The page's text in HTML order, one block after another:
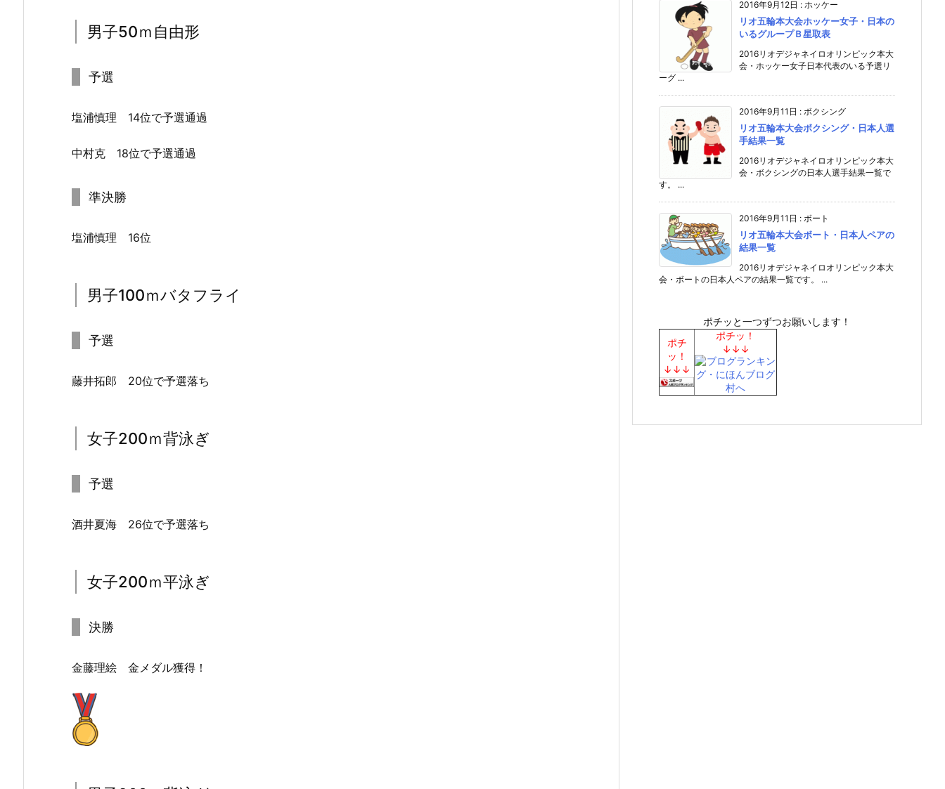
男子50ｍ自由形
予選
塩浦慎理 14位で予選通過
中村克 18位で予選通過
準決勝
塩浦慎理 16位
男子100ｍバタフライ
予選
藤井拓郎 20位で予選落ち
女子200ｍ背泳ぎ
予選
酒井夏海 26位で予選落ち
女子200ｍ平泳ぎ
決勝
金藤理絵 金メダル獲得！
2016年9月12日 : ホッケー
リオ五輪本大会ホッケー女子・日本の
いるグループＢ星取表
2016リオデジャネイロオリンピック本大
会・ホッケー女子日本代表のいる予選リ
ーグ ...
2016年9月11日 : ボクシング
リオ五輪本大会ボクシング・日本人選
手結果一覧
2016リオデジャネイロオリンピック本大
会・ボクシングの日本人選手結果一覧で
す。 ...
2016年9月11日 : ボート
リオ五輪本大会ボート・日本人ペアの
結果一覧
2016リオデジャネイロオリンピック本大
会・ボートの日本人ペアの結果一覧です。 ...
ポチッと一つずつお願いします！
ポチ
ッ！
↓↓↓
ポチッ！
↓↓↓